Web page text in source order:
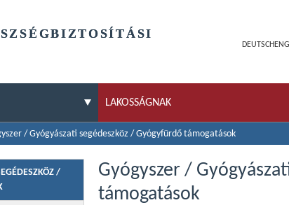
DEUTSCH
LAKOSSÁGNAK
/ Gyógyászati segédeszköz / Gyógyfürdő támogatások
/
Gyógyszer /
támogatások